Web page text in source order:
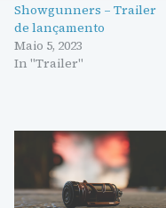
Showgunners – Trailer
de lançamento
Maio 5, 2023
In "Trailer"